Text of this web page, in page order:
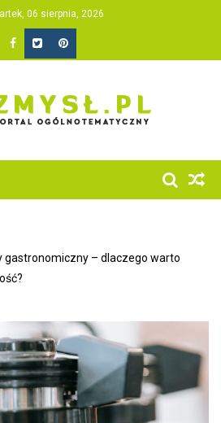
06 sierpnia, 2026
gastronomiczny – dlaczego warto